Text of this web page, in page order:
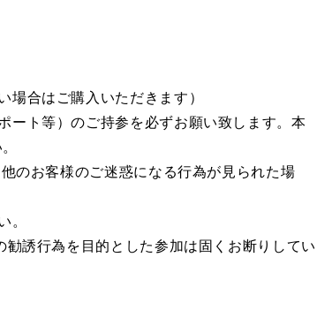
合はご購入いただきます）
ート等）のご持参を必ずお願い致します。本
のお客様のご迷惑になる行為が見られた場
。
誘行為を目的とした参加は固くお断りしてい